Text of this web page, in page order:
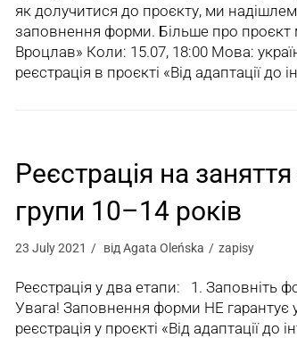
як долучитися до проєкту, ми
заповнення форми. Більше про
Вроцлав» Коли: 15.07, 18:00 Мова:
реєстрація в проєкті «Від адаптації до
Реєстрація на
групи 10–14 років
23 July 2021 відAgata Oleńska zapisy
Реєстрація у два етапи: 1. Заповніть
Увага! Заповнення форми НЕ гарантує
реєстрація у проєкті «Від адаптації до